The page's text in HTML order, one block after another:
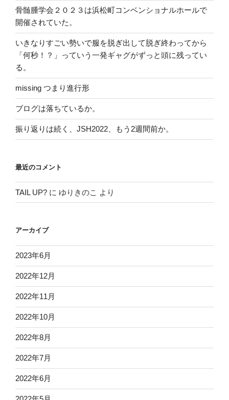
骨髄腫学会２０２３は浜松町コンベンショナルホールで
開催されていた。
いきなりすごい勢いで服を脱ぎ出して脱ぎ終わってから
「何秒！？」っていう一発ギャグがずっと頭に残ってい
る。
missing つまり進行形
ブログは落ちているか。
振り返りは続く、JSH2022、もう2週間前か。
最近のコメント
TAIL UP? に ゆりきのこ より
アーカイブ
2023年6月
2022年12月
2022年11月
2022年10月
2022年8月
2022年7月
2022年6月